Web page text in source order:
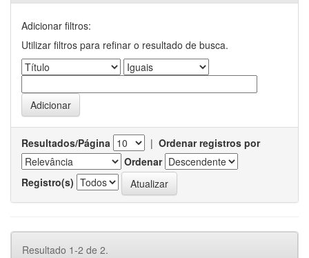
Adicionar filtros:
Utilizar filtros para refinar o resultado de busca.
Resultados/Página | Ordenar registros por
Ordenar
Registro(s)
Resultado 1-2 de 2.